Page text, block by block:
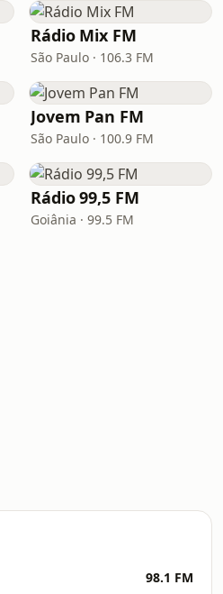
Rádio Mix FM
São Paulo · 106.3 FM
Jovem Pan FM
São Paulo · 100.9 FM
Rádio 99,5 FM
Goiânia · 99.5 FM
98.1 FM